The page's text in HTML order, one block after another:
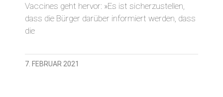
Vaccines geht hervor: »Es ist sicherzustellen,
dass die Bürger darüber informiert werden, dass
die
7. FEBRUAR 2021